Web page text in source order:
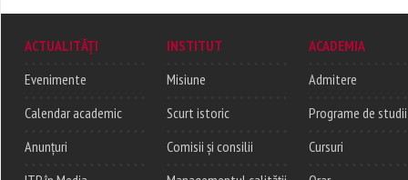
ACTUALITĂȚI
Evenimente
Calendar academic
Anunțuri
INSTITUT
Misiune
Scurt istoric
Comisii și consilii
ACADEMIA
Admitere
Programe de studii
Cursuri